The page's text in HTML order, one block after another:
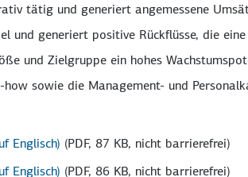
tätig und generiert angemessene
und generiert positive Rückflüsse, die
und Zielgruppe ein hohes
sowie die Management- und
Englisch) (PDF, 87 KB, nicht barrierefrei)
Englisch) (PDF, 86 KB, nicht barrierefrei)